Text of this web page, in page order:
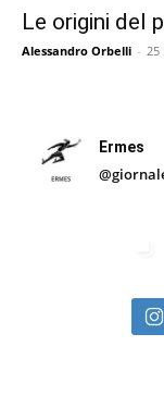
Le origini del
Alessandro Orbelli - 25
Ermes